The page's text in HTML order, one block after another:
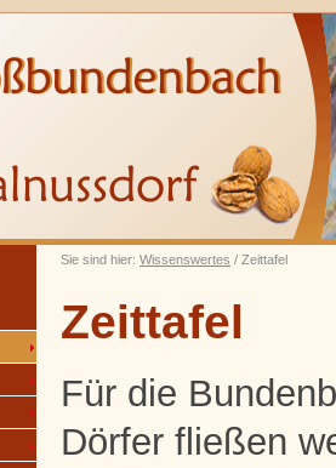
Sie sind hier: Wissenswertes / Zeittafel
Zeittafel
Für die
Dörfer fließen